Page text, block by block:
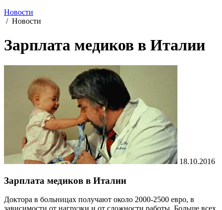
Новости
/ Новости
Зарплата медиков в Италии
18.10.2016
Зарплата медиков в Италии
Доктора в больницах получают около 2000-2500 евро, в